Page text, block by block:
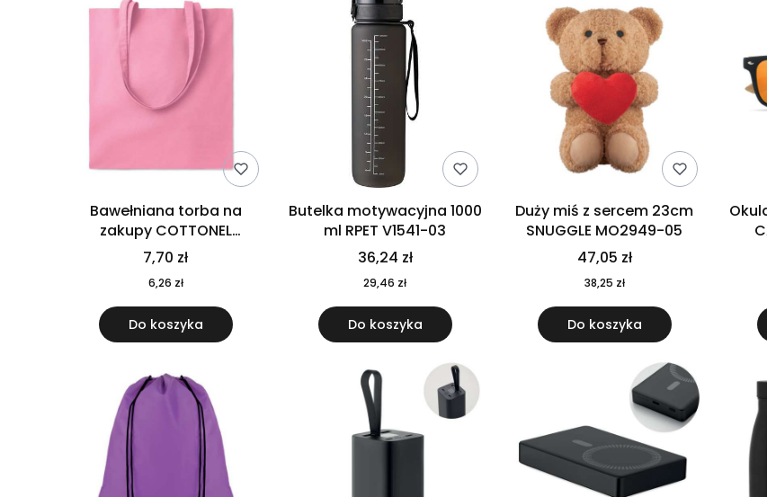
Bawełniana torba na
zakupy COTTONEL
COLOUR++ MO9846-11
7,70 zł
6,26 zł
Do koszyka
Butelka motywacyjna 1000
ml RPET V1541-03
36,24 zł
29,46 zł
Do koszyka
Duży miś z sercem 23cm
SNUGGLE MO2949-05
47,05 zł
38,25 zł
Do koszyka